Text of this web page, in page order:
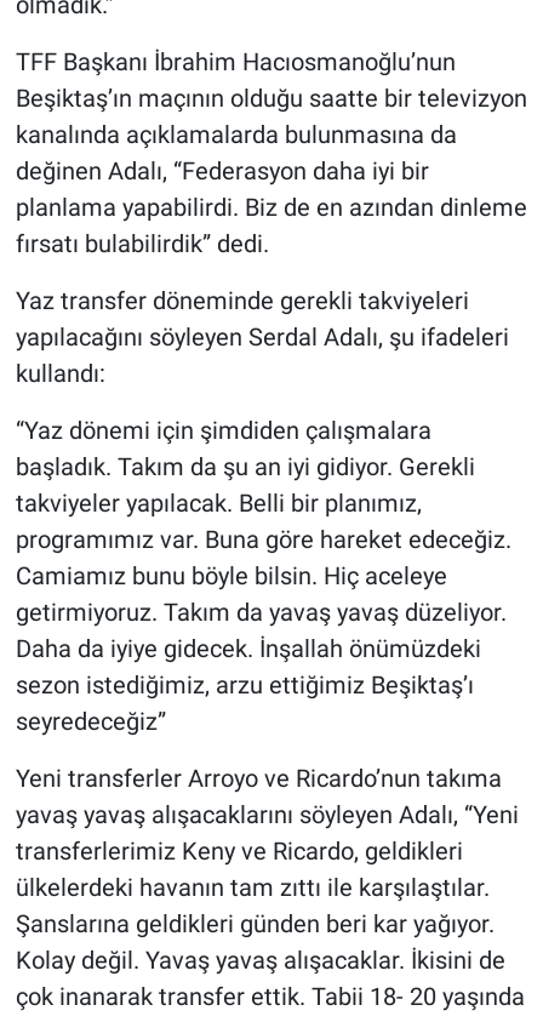
TFF Başkanı İbrahim Hacıosmanoğlu’nun
Beşiktaş’ın maçının olduğu saatte bir televizyon
kanalında açıklamalarda bulunmasına da
değinen Adalı, “Federasyon daha iyi bir
planlama yapabilirdi. Biz de en azından dinleme
fırsatı bulabilirdik” dedi.
Yaz transfer döneminde gerekli takviyeleri
yapılacağını söyleyen Serdal Adalı, şu ifadeleri
kullandı:
“Yaz dönemi için şimdiden çalışmalara
başladık. Takım da şu an iyi gidiyor. Gerekli
takviyeler yapılacak. Belli bir planımız,
programımız var. Buna göre hareket edeceğiz.
Camiamız bunu böyle bilsin. Hiç aceleye
getirmiyoruz. Takım da yavaş yavaş düzeliyor.
Daha da iyiye gidecek. İnşallah önümüzdeki
sezon istediğimiz, arzu ettiğimiz Beşiktaş’ı
seyredeceğiz”
Yeni transferler Arroyo ve Ricardo’nun takıma
yavaş yavaş alışacaklarını söyleyen Adalı, “Yeni
transferlerimiz Keny ve Ricardo, geldikleri
ülkelerdeki havanın tam zıttı ile karşılaştılar.
Şanslarına geldikleri günden beri kar yağıyor.
Kolay değil. Yavaş yavaş alışacaklar. İkisini de
çok inanarak transfer ettik. Tabii 18- 20 yaşında